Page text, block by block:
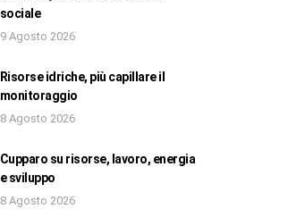
sociale
9 Agosto 2026
Risorse idriche, più capillare il
monitoraggio
8 Agosto 2026
Cupparo su risorse, lavoro, energia
e sviluppo
8 Agosto 2026